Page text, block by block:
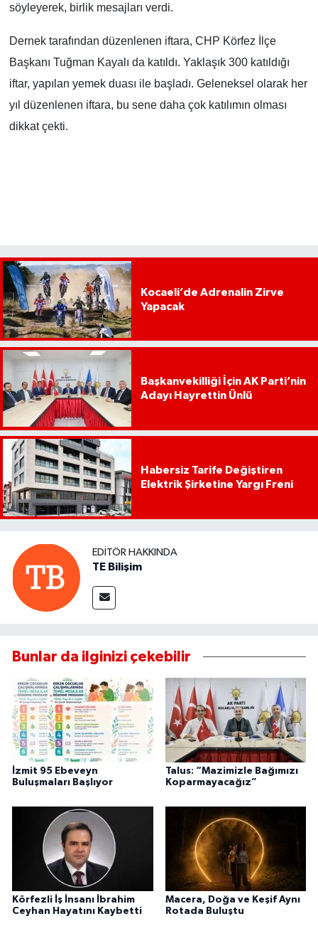
söyleyerek, birlik mesajları verdi.
Dernek tarafından düzenlenen iftara, CHP Körfez İlçe
Başkanı Tuğman Kayalı da katıldı. Yaklaşık 300 katıldığı
iftar, yapılan yemek duası ile başladı. Geleneksel olarak her
yıl düzenlenen iftara, bu sene daha çok katılımın olması
dikkat çekti.
Kocaeli’de Adrenalin Zirve
Yapacak
Başkanvekilliği İçin AK Parti’nin
Adayı Hayrettin Ünlü
Habersiz Tarife Değiştiren
Elektrik Şirketine Yargı Freni
EDITÖR HAKKINDA
TE Bilişim
Bunlar da ilginizi çekebilir
İzmit 95 Ebeveyn
Buluşmaları Başlıyor
Talus: “Mazimizle Bağımızı
Koparmayacağız”
Körfezli İş İnsanı İbrahim
Ceyhan Hayatını Kaybetti
Macera, Doğa ve Keşif Aynı
Rotada Buluştu